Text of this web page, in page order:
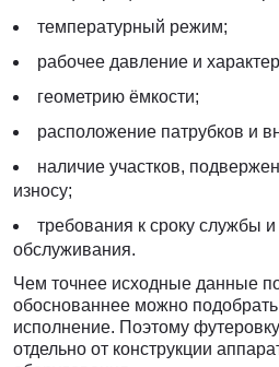
температурный режим;
рабочее давление и
геометрию ёмкости;
расположение патрубков и
наличие участков,
износу;
требования к сроку службы
обслуживания.
Чем точнее исходные данные
обоснованнее можно
исполнение. Поэтому
отдельно от конструкции